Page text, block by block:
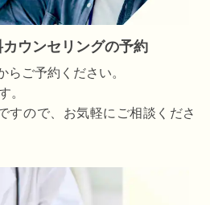
ウンセリングの予約
らご予約ください。
。
すので、お気軽にご相談くださ